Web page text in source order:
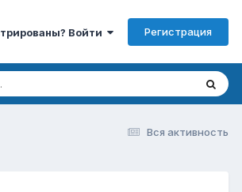
Войти Регистрация
Вся активность